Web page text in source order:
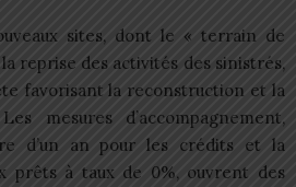
sites, dont le « terrain de
reprise des activités des sinistrés,
favorisant la reconstruction et la
mesures d’accompagnement,
d’un an pour les crédits et la
prêts à taux de 0%, ouvrent des